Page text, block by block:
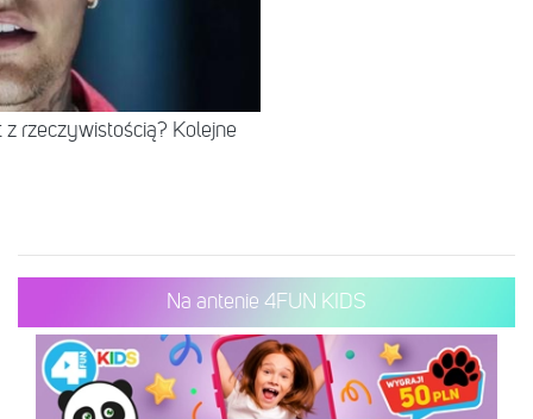
rzeczywistością? Kolejne
Na antenie 4FUN KIDS